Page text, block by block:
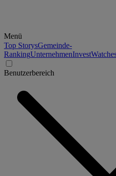
Menü
Top StorysGemeinde-
RankingUnternehmenInvest
Benutzerbereich